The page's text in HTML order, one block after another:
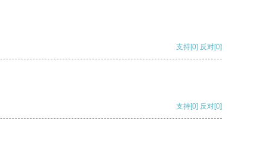
支持[0] 反对[0]
支持[0] 反对[0]